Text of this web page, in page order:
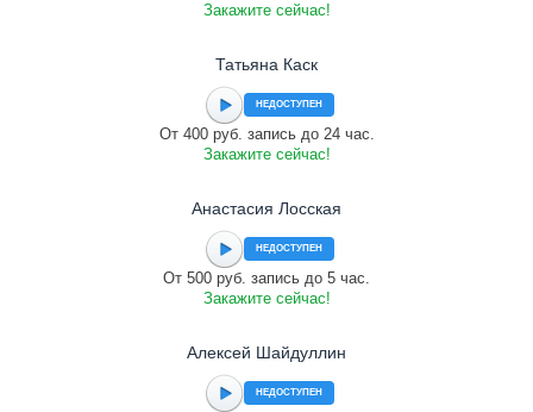
Закажите сейчас!
Татьяна Каск
НЕДОСТУПЕН
От 400 руб. запись до 24 час.
Закажите сейчас!
Анастасия Лосская
НЕДОСТУПЕН
От 500 руб. запись до 5 час.
Закажите сейчас!
Алексей Шайдуллин
НЕДОСТУПЕН